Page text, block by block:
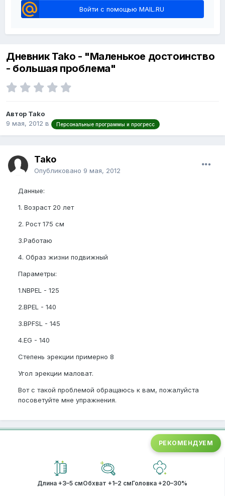
Войти с помощью MAIL.RU
Дневник Tako - "Маленькое достоинство
- большая проблема"
Автор Tako
9 мая, 2012 в Персональные программы и прогресс
Tako
Опубликовано 9 мая, 2012
Данные:
1. Возраст 20 лет
2. Рост 175 см
3.Работаю
4. Образ жизни подвижный
Параметры:
1.NBPEL - 125
2.BPEL - 140
3.BPFSL - 145
4.EG - 140
Степень эрекции примерно 8
Угол эрекции маловат.
Вот с такой проблемой обращаюсь к вам, пожалуйста
посоветуйте мне упражнения.
РЕКОМЕНДУЕМ
Длина +3–5 смОбхват +1–2 смГоловка +20–30%